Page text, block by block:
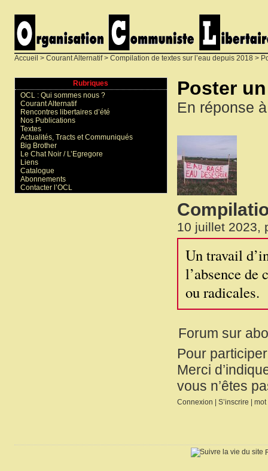
Accueil > Courant Alternatif> Compilation de textes sur l’eau depuis 2018 >
Poster
En réponse
10 juillet 2023,
Un travail
l’absence
ou radicales.
Forum sur
Pour
Merci
vous n’êtes
Connexion | S’inscrire | mot
Rubriques
OCL : Qui sommes nous ?
Courant Alternatif
Rencontres libertaires d’été
Nos Publications
Textes
Actualités, Tracts et Communiqués
Big Brother
Le Chat Noir / L’Egregore
Liens
Catalogue
Abonnements
Contacter l’OCL